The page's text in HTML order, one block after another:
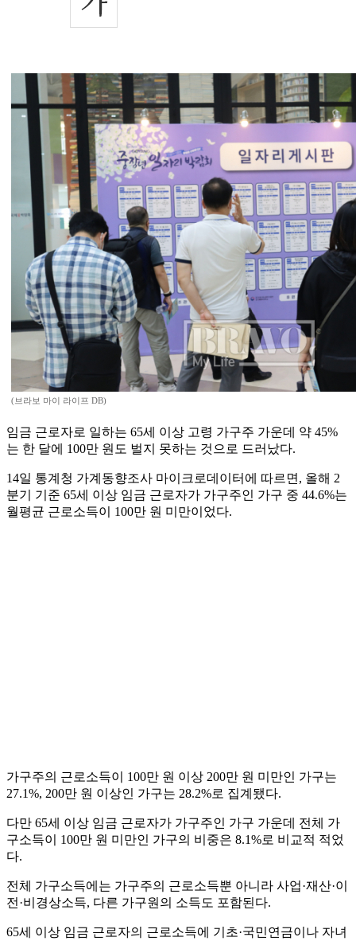
(브라보 마이 라이프 DB)
임금 근로자로 일하는 65세 이상 고령 가구주 가운데 약 45%
는 한 달에 100만 원도 벌지 못하는 것으로 드러났다.
14일 통계청 가계동향조사 마이크로데이터에 따르면, 올해 2
분기 기준 65세 이상 임금 근로자가 가구주인 가구 중 44.6%는
월평균 근로소득이 100만 원 미만이었다.
가구주의 근로소득이 100만 원 이상 200만 원 미만인 가구는
27.1%, 200만 원 이상인 가구는 28.2%로 집계됐다.
다만 65세 이상 임금 근로자가 가구주인 가구 가운데 전체 가
구소득이 100만 원 미만인 가구의 비중은 8.1%로 비교적 적었
다.
전체 가구소득에는 가구주의 근로소득뿐 아니라 사업·재산·이
전·비경상소득, 다른 가구원의 소득도 포함된다.
65세 이상 임금 근로자의 근로소득에 기초·국민연금이나 자녀